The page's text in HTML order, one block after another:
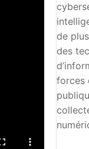
de
des
forces